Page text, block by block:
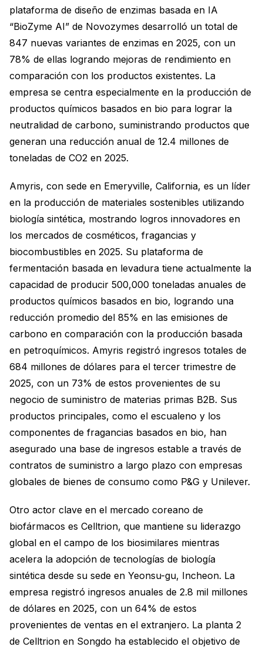
plataforma de diseño de enzimas basada en IA
“BioZyme AI” de Novozymes desarrolló un total de
847 nuevas variantes de enzimas en 2025, con un
78% de ellas logrando mejoras de rendimiento en
comparación con los productos existentes. La
empresa se centra especialmente en la producción de
productos químicos basados en bio para lograr la
neutralidad de carbono, suministrando productos que
generan una reducción anual de 12.4 millones de
toneladas de CO2 en 2025.
Amyris, con sede en Emeryville, California, es un líder
en la producción de materiales sostenibles utilizando
biología sintética, mostrando logros innovadores en
los mercados de cosméticos, fragancias y
biocombustibles en 2025. Su plataforma de
fermentación basada en levadura tiene actualmente la
capacidad de producir 500,000 toneladas anuales de
productos químicos basados en bio, logrando una
reducción promedio del 85% en las emisiones de
carbono en comparación con la producción basada
en petroquímicos. Amyris registró ingresos totales de
684 millones de dólares para el tercer trimestre de
2025, con un 73% de estos provenientes de su
negocio de suministro de materias primas B2B. Sus
productos principales, como el escualeno y los
componentes de fragancias basados en bio, han
asegurado una base de ingresos estable a través de
contratos de suministro a largo plazo con empresas
globales de bienes de consumo como P&G y Unilever.
Otro actor clave en el mercado coreano de
biofármacos es Celltrion, que mantiene su liderazgo
global en el campo de los biosimilares mientras
acelera la adopción de tecnologías de biología
sintética desde su sede en Yeonsu-gu, Incheon. La
empresa registró ingresos anuales de 2.8 mil millones
de dólares en 2025, con un 64% de estos
provenientes de ventas en el extranjero. La planta 2
de Celltrion en Songdo ha establecido el objetivo de